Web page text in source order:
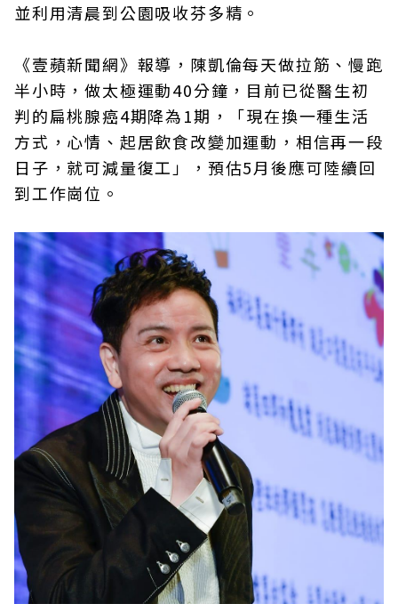
並利用清晨到公園吸收芬多精。
《壹蘋新聞網》報導，陳凱倫每天做拉筋、慢跑
半小時，做太極運動40分鐘，目前已從醫生初
判的扁桃腺癌4期降為1期，「現在換一種生活
方式，心情、起居飲食改變加運動，相信再一段
日子，就可減量復工」，預估5月後應可陸續回
到工作崗位。